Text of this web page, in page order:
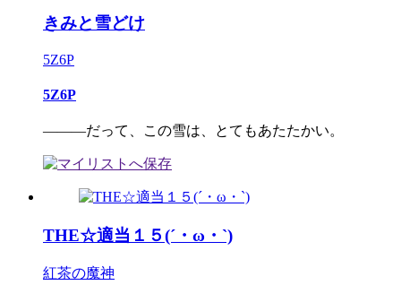
きみと雪どけ
5Z6P
5Z6P
―――だって、この雪は、とてもあたたかい。
THE☆適当１５(´・ω・`)
紅茶の魔神